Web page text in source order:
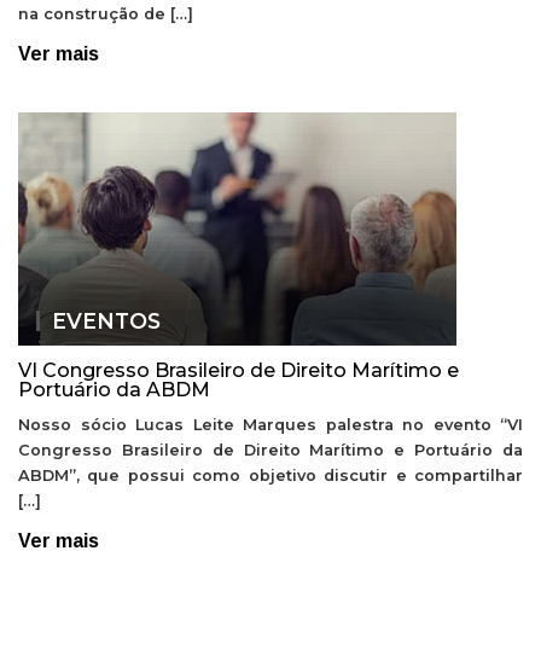
na construção de […]
Ver mais
EVENTOS
VI Congresso Brasileiro de Direito Marítimo e
Portuário da ABDM
Nosso sócio Lucas Leite Marques palestra no evento “VI
Congresso Brasileiro de Direito Marítimo e Portuário da
ABDM”, que possui como objetivo discutir e compartilhar
[…]
Ver mais